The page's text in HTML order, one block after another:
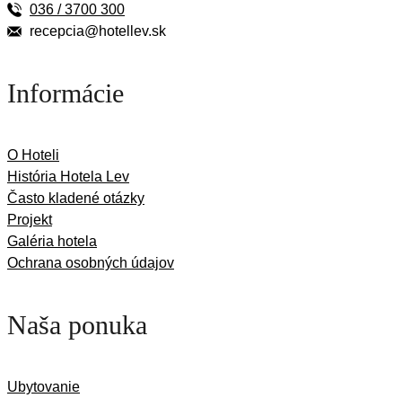
036 / 3700 300
recepcia@hotellev.sk
Informácie
O Hoteli
História Hotela Lev
Často kladené otázky
Projekt
Galéria hotela
Ochrana osobných údajov
Naša ponuka
Ubytovanie